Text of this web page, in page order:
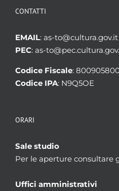
CONTATTI
EMAIL: as-to@cultura.gov.it
PEC: as-
Codice Fiscale:
Codice IPA: N9Q5OE
ORARI
Sale studio
Per le aperture consultare
Uffici amministrativi